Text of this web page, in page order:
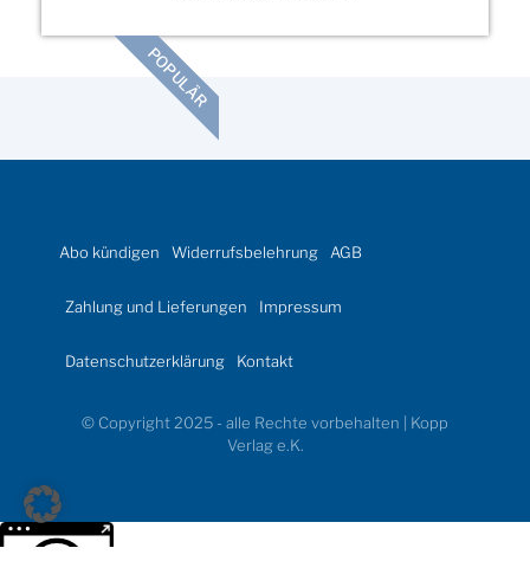
POPULÄR
Abo kündigen Widerrufsbelehrung AGB
Zahlung und Lieferungen Impressum
Datenschutzerklärung Kontakt
© Copyright 2025 - alle Rechte vorbehalten | Kopp
Verlag e.K.
Weitere Informationen über den gesperrten Inhalt.